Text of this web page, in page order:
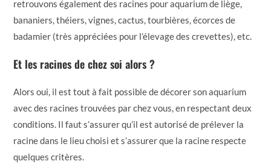
retrouvons également des racines pour aquarium de liège,
bananiers, théiers, vignes, cactus, tourbières, écorces de
badamier (très appréciées pour l’élevage des crevettes), etc.
Et les racines de chez soi alors ?
Alors oui, il est tout à fait possible de décorer son aquarium
avec des racines trouvées par chez vous, en respectant deux
conditions. Il faut s’assurer qu’il est autorisé de prélever la
racine dans le lieu choisi et s’assurer que la racine respecte
quelques critères.